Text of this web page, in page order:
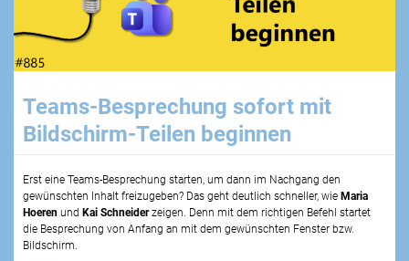
Teams-Besprechung sofort mit
Bildschirm-Teilen beginnen
Erst eine Teams-Besprechung starten, um dann im Nachgang den
gewünschten Inhalt freizugeben? Das geht deutlich schneller, wie Maria
Hoeren und Kai Schneiderzeigen. Denn mit dem richtigen Befehl startet
die Besprechung von Anfang an mit dem gewünschten Fenster bzw.
Bildschirm.